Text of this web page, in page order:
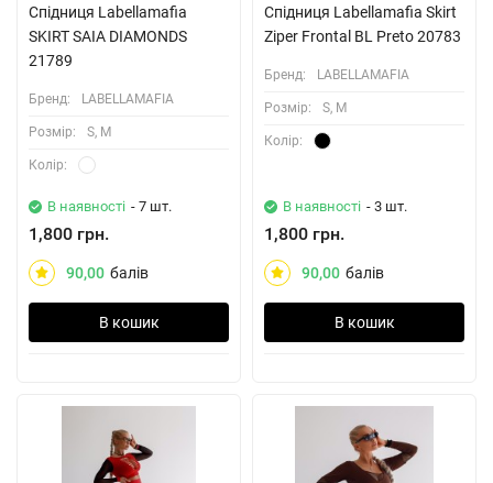
Спідниця Labellamafia
SKIRT SAIA DIAMONDS
21789
Бренд: LABELLAMAFIA
Розмiр: S, M
Колiр:
В наявності - 7 шт.
1,800 грн.
90,00 балів
В кошик
Спідниця Labellamafia Skirt
Ziper Frontal BL Preto 20783
Бренд: LABELLAMAFIA
Розмiр: S, M
Колiр:
В наявності - 3 шт.
1,800 грн.
90,00 балів
В кошик